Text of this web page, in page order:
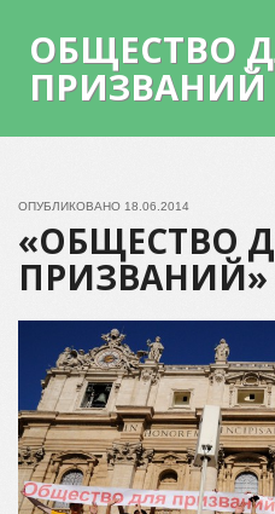
ОБЩЕСТВО
ПРИЗВАНИЙ
content
ОПУБЛИКОВАНО 18.06.2014
«ОБЩЕСТВО